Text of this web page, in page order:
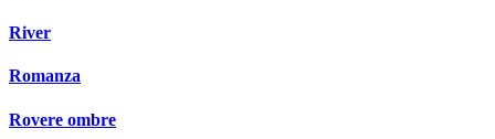
River
Romanza
Rovere ombre